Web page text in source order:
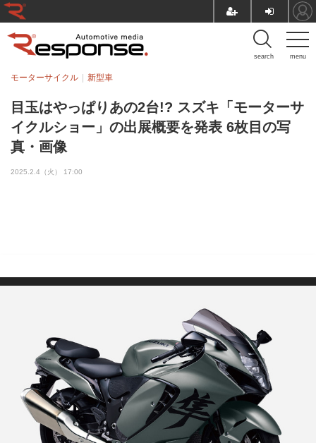
menu
search
目玉はやっぱりあの2台!? スズキ「モーターサ
イクルショー」の出展概要を発表 6枚目の写
真・画像
モーターサイクル 新型車
2025.2.4（火） 17:00